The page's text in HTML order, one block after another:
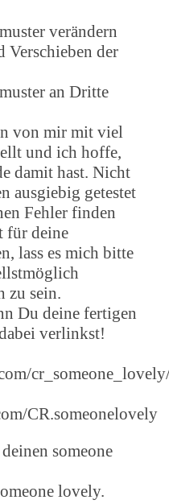
verändern
Verschieben der
an Dritte
von mir mit viel
und ich hoffe,
damit hast. Nicht
ausgiebig getestet
Fehler finden
für deine
lass es mich bitte
zu sein.
Du deine fertigen
verlinkst!
CR.someonelovely
someone
lovely.